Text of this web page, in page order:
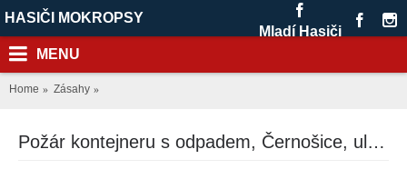
HASIČI MOKROPSY
Mladí Hasiči
MENU
Home Zásahy
Požár kontejneru s odpadem, Černošice, ul. Na drahách